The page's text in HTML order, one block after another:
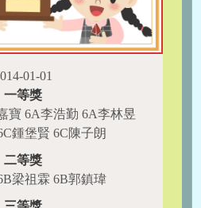
01-01
一等獎
寶 6A李浩勤 6A李林昱
鍾堡賢 6C陳子朗
二等獎
梁祖霖 6B郭鎮瑋